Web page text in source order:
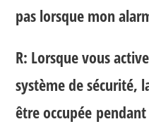
pas lorsque mon
R: Lorsque vous
système de sécurité,
être occupée pendant